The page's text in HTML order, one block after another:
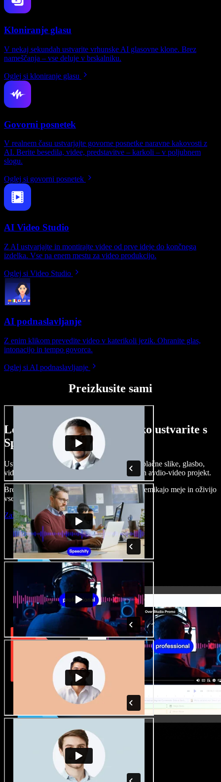
Kloniranje glasu
V nekaj sekundah ustvarite vrhunske AI glasovne klone. Brez
nameščanja – vse deluje v brskalniku.
Oglej si kloniranje glasu
Govorni posnetek
V realnem času ustvarjajte govorne posnetke naravne kakovosti z
AI. Berite besedila, videe, predstavitve – karkoli – v poljubnem
slogu.
Oglej si govorni posnetek
AI Video Studio
Z AI ustvarjajte in montirajte videe od prve ideje do končnega
izdelka. Vse na enem mestu za video produkcijo.
Oglej si Video Studio
AI podnaslavljanje
Z enim klikom prevedite video v katerikoli jezik. Ohranite glas,
intonacijo in tempo govorca.
Oglej si AI podnaslavljanje
Preizkusite sami
Le nekaj primerov, kaj lahko ustvarite s
Speechify Studio.
Ustvarjajte govorne posnetke, dodajajte brezplačne slike, glasbo,
videe, klonirajte svoj glas in pripravite celoten avdio-video projekt.
Brez učenja in kar iz brskalnika ustvarjalci premikajo meje in oživijo
vse ideje.
Zaženi Studio